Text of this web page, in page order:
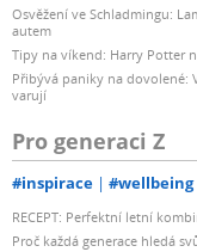
Osvěžení ve Schladmingu:
autem
Tipy na víkend: Harry Potter
Přibývá paniky na dovolené:
varují
Pro generaci Z
#inspirace #wellbeing
RECEPT: Perfektní letní
Proč každá generace hledá